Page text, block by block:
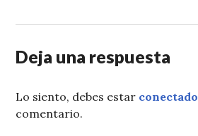
Deja una respuesta
Lo siento, debes estar conectado
comentario.